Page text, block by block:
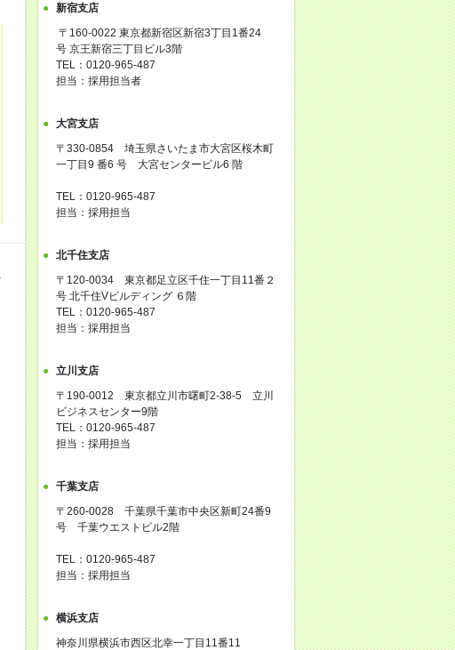
新宿支店
〒160-0022 東京都新宿区新宿3丁目1番24
号 京王新宿三丁目ビル3階
TEL：0120-965-487
担当：採用担当者
大宮支店
〒330-0854 埼玉県さいたま市大宮区桜木町
一丁目9 番6 号 大宮センタービル6 階
TEL：0120-965-487
担当：採用担当
北千住支店
〒120-0034 東京都足立区千住一丁目11番２
号 北千住Vビルディング ６階
TEL：0120-965-487
担当：採用担当
立川支店
〒190-0012 東京都立川市曙町2-38-5 立川
ビジネスセンター9階
TEL：0120-965-487
担当：採用担当
千葉支店
〒260-0028 千葉県千葉市中央区新町24番9
号 千葉ウエストビル2階
TEL：0120-965-487
担当：採用担当
横浜支店
神奈川県横浜市西区北幸一丁目11番11